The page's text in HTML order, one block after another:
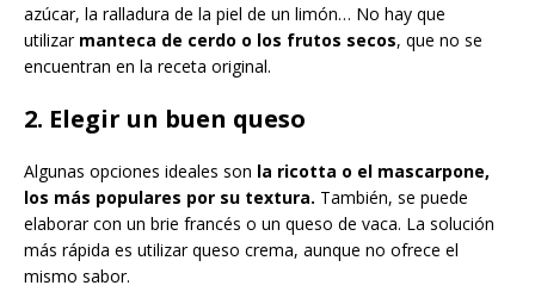
azúcar, la ralladura de la piel de un limón… No hay que
utilizarmanteca de cerdo o los frutos secos, que no se
encuentran en la receta original.
2. Elegir un buen queso
Algunas opciones ideales son la ricotta o el mascarpone,
los más populares por su textura. También, se puede
elaborar con un brie francés o un queso de vaca. La solución
más rápida es utilizar queso crema, aunque no ofrece el
mismo sabor.